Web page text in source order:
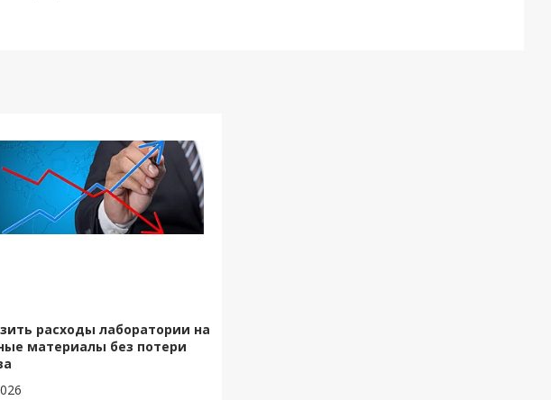
расходы лаборатории на
материалы без потери